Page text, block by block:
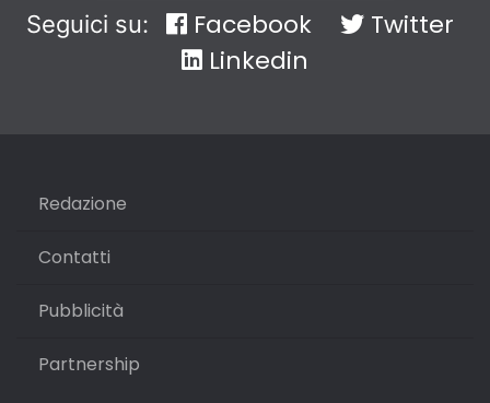
Seguici su: Facebook
Twitter
Linkedin
Redazione
Contatti
Pubblicità
Partnership